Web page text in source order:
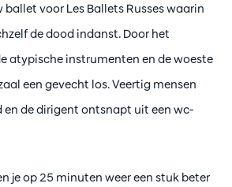
ballet voor Les Ballets Russes waarin
de dood indanst. Door het
atypische instrumenten en de woeste
een gevecht los. Veertig mensen
en de dirigent ontsnapt uit een wc-
je op 25 minuten weer een stuk beter